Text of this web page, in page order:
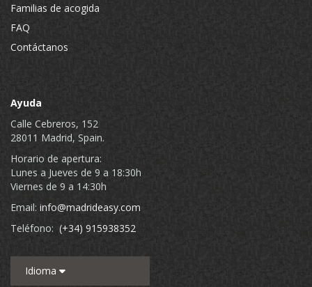
Familias de acogida
FAQ
Contáctanos
Ayuda
Calle Cebreros, 152
28011 Madrid, Spain.
Horario de apertura:
Lunes a Jueves de 9 a 18:30h
Viernes de 9 a 14:30h
Email: info@madrideasy.com
Teléfono: (+34) 915938352
Idioma